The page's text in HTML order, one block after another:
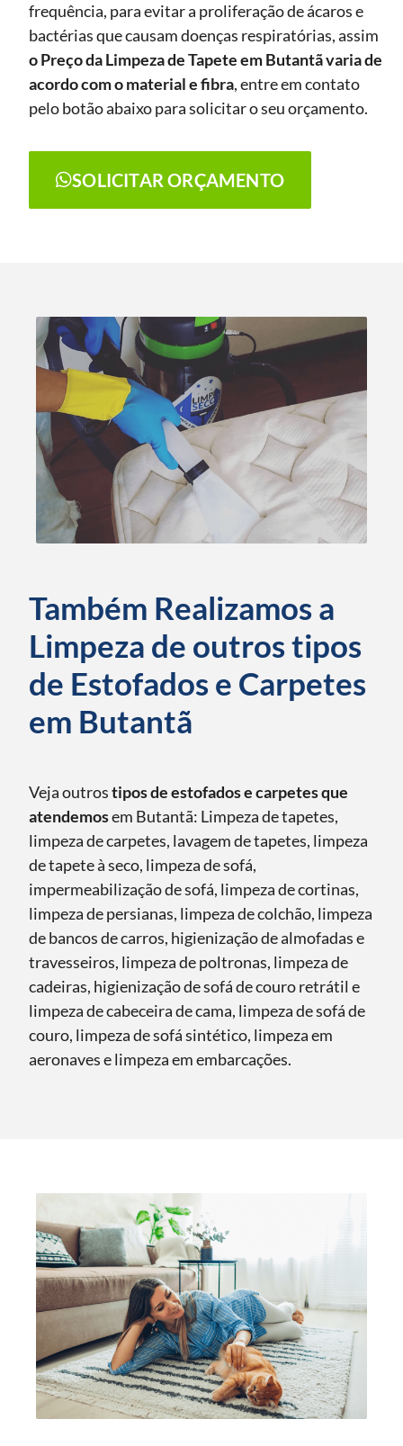
frequência, para evitar a proliferação de ácaros e
bactérias que causam doenças respiratórias, assim
o Preço da Limpeza de Tapeteem Butantãvaria de
acordo com o material e fibra, entre em contato
pelo botão abaixo para solicitar o seu orçamento.
SOLICITAR ORÇAMENTO
Também Realizamos a
Limpeza de outros tipos
de Estofados e Carpetes
em Butantã
Veja outrostipos de estofados e carpetes que
atendemosem Butantã: Limpeza de tapetes,
limpeza de carpetes, lavagem de tapetes, limpeza
de tapete à seco, limpeza de sofá,
impermeabilização de sofá, limpeza de cortinas,
limpeza de persianas, limpeza de colchão, limpeza
de bancos de carros, higienização de almofadas e
travesseiros, limpeza de poltronas, limpeza de
cadeiras, higienização de sofá de couro retrátil e
limpeza de cabeceira de cama, limpeza de sofá de
couro, limpeza de sofá sintético, limpeza em
aeronaves e limpeza em embarcações.